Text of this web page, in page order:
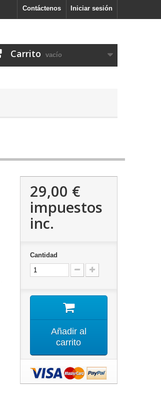
Iniciar sesión
Contáctenos
Carrito vacío
29,00 €
impuestos
inc.
Cantidad
Añadir al
carrito